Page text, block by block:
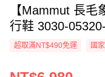
【Mammut 長
行鞋 3030-
超取滿NT$490免運 國